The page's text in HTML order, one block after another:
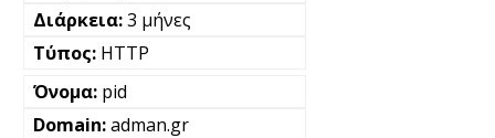
3 μήνες
HTTP
pid
adman.gr